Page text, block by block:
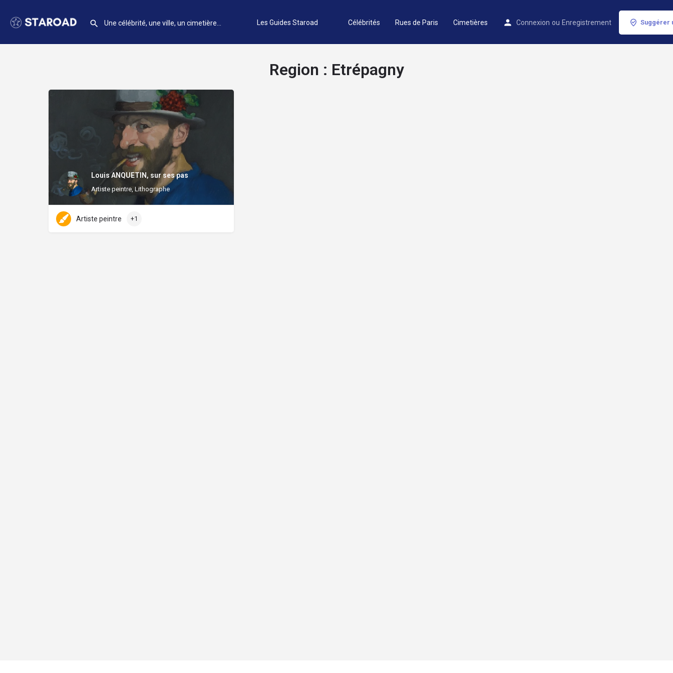
Les Guides Staroad Célébrités Rues de Paris Cimetières Connexion ou Enregistrement Suggérer
Region : Etrépagny
Louis ANQUETIN, sur ses pas
Artiste peintre, Lithographe
Artiste peintre +1